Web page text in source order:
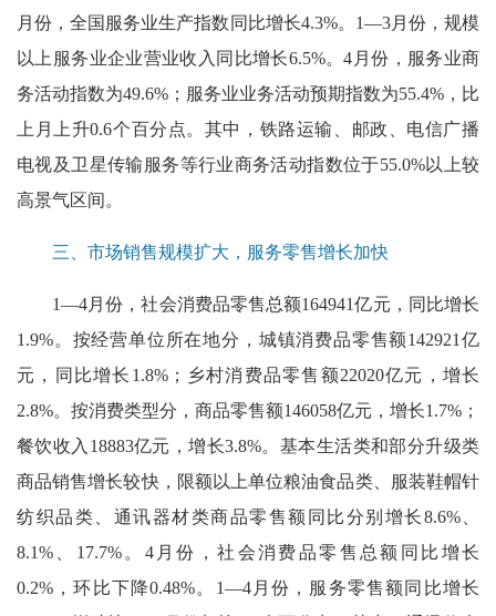
月份，全国服务业生产指数同比增长4.3%。1—3月份，规模
以上服务业企业营业收入同比增长6.5%。4月份，服务业商
务活动指数为49.6%；服务业业务活动预期指数为55.4%，比
上月上升0.6个百分点。其中，铁路运输、邮政、电信广播
电视及卫星传输服务等行业商务活动指数位于55.0%以上较
高景气区间。
三、市场销售规模扩大，服务零售增长加快
1—4月份，社会消费品零售总额164941亿元，同比增长
1.9%。按经营单位所在地分，城镇消费品零售额142921亿
元，同比增长1.8%；乡村消费品零售额22020亿元，增长
2.8%。按消费类型分，商品零售额146058亿元，增长1.7%；
餐饮收入18883亿元，增长3.8%。基本生活类和部分升级类
商品销售增长较快，限额以上单位粮油食品类、服装鞋帽针
纺织品类、通讯器材类商品零售额同比分别增长8.6%、
8.1%、17.7%。4月份，社会消费品零售总额同比增长
0.2%，环比下降0.48%。1—4月份，服务零售额同比增长